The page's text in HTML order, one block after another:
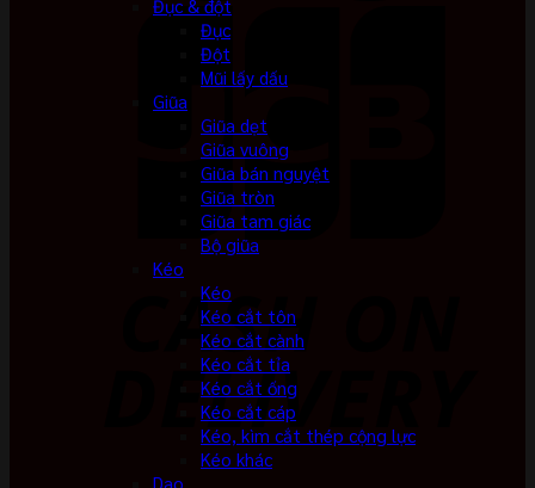
Đục & đột
Đục
Đột
Mũi lấy dấu
Giũa
Giũa dẹt
Giũa vuông
Giũa bán nguyệt
Giũa tròn
Giũa tam giác
Bộ giũa
Kéo
Kéo
Kéo cắt tôn
Kéo cắt cành
Kéo cắt tỉa
Kéo cắt ống
Kéo cắt cáp
Kéo, kìm cắt thép cộng lực
Kéo khác